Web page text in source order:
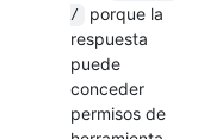
/
porque la
respuesta
puede
conceder
permisos de